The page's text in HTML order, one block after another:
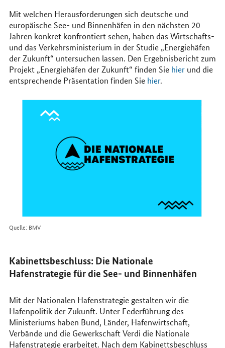
Mit welchen Herausforderungen sich deutsche und
europäische See- und Binnenhäfen in den nächsten 20
Jahren konkret konfrontiert sehen, haben das Wirtschafts-
und das Verkehrsministerium in der Studie „Energiehäfen
der Zukunft“ untersuchen lassen. Den Ergebnisbericht zum
Projekt „Energiehäfen der Zukunft“ finden Sie hierund die
entsprechende Präsentation finden Sie hier.
Quelle: BMV
Kabinettsbeschluss: Die Nationale
Hafenstrategie für die See- und Binnenhäfen
Mit der Nationalen Hafenstrategie gestalten wir die
Hafenpolitik der Zukunft. Unter Federführung des
Ministeriums haben Bund, Länder, Hafenwirtschaft,
Verbände und die Gewerkschaft Verdi die Nationale
Hafenstrategie erarbeitet. Nach dem Kabinettsbeschluss